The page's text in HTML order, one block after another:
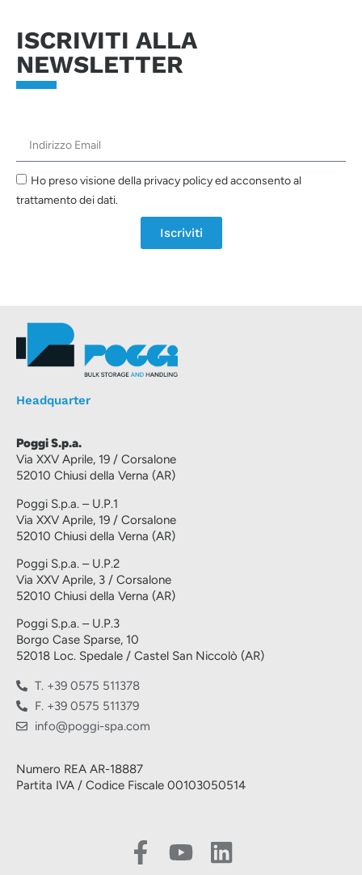
ISCRIVITI ALLA
NEWSLETTER
Ho preso visione della privacy policy ed acconsento al
trattamento dei dati.
Iscriviti
Headquarter
Poggi S.p.a.
Via XXV Aprile, 19 / Corsalone
52010 Chiusi della Verna (AR)
Poggi S.p.a. – U.P.1
Via XXV Aprile, 19 / Corsalone
52010 Chiusi della Verna (AR)
Poggi S.p.a. – U.P.2
Via XXV Aprile, 3 / Corsalone
52010 Chiusi della Verna (AR)
Poggi S.p.a. – U.P.3
Borgo Case Sparse, 10
52018 Loc. Spedale / Castel San Niccolò (AR)
T. +39 0575 511378
F. +39 0575 511379
info@poggi-spa.com
Numero REA AR-18887
Partita IVA / Codice Fiscale 00103050514